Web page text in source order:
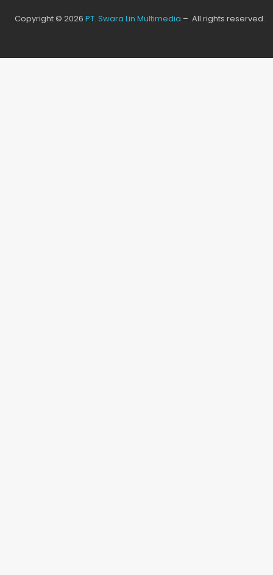
Copyright © 2026 PT. Swara Lin Multimedia – All rights reserved.